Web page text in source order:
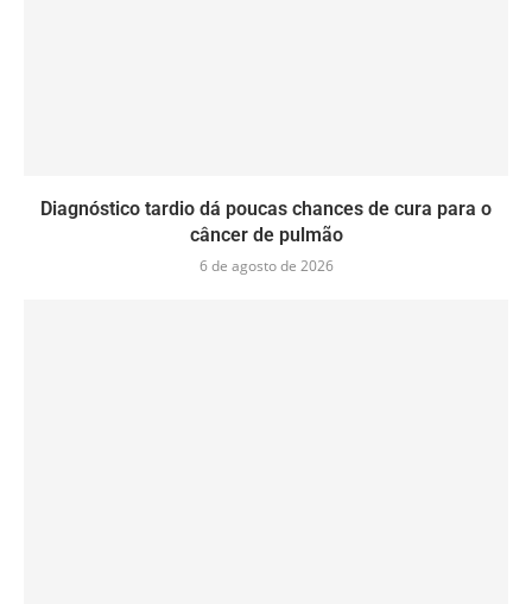
Diagnóstico tardio dá poucas chances de cura para o
câncer de pulmão
6 de agosto de 2026